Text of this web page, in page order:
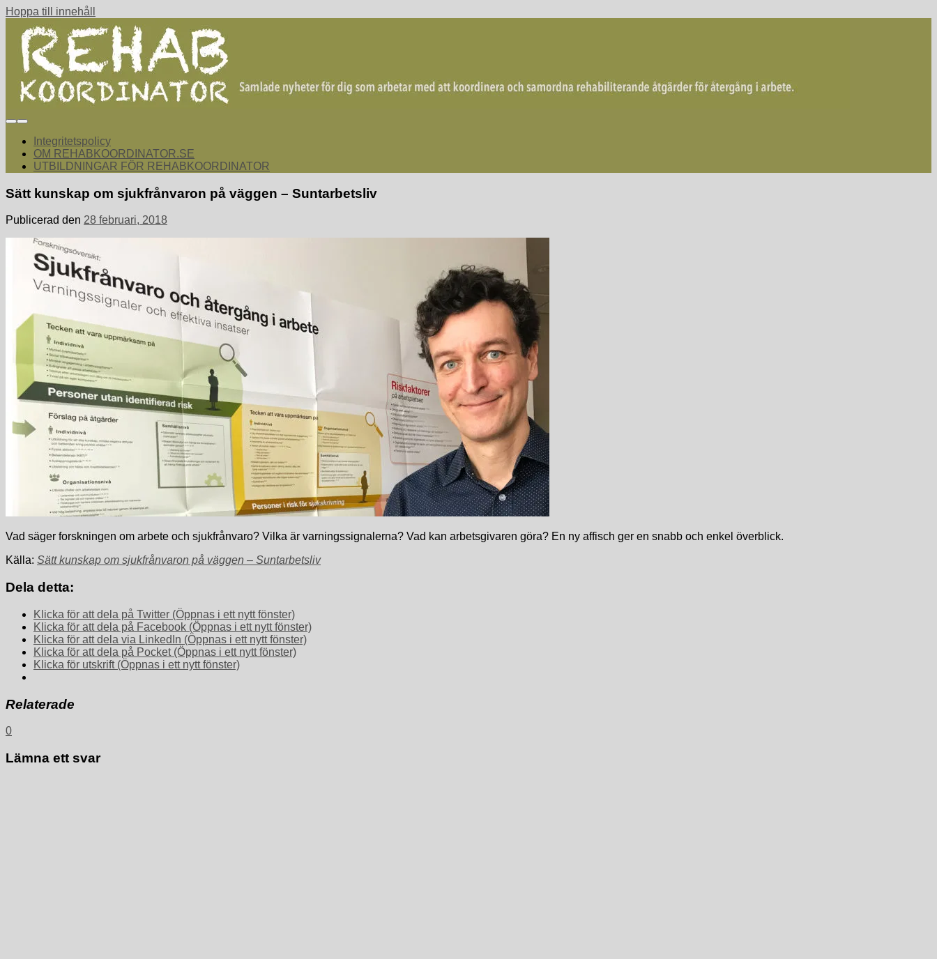
Hoppa till innehåll
Integritetspolicy
OM REHABKOORDINATOR.SE
UTBILDNINGAR FÖR REHABKOORDINATOR
Sätt kunskap om sjukfrånvaron på väggen – Suntarbetsliv
Publicerad den 28 februari, 2018
Vad säger forskningen om arbete och sjukfrånvaro? Vilka är varningssignalerna? Vad kan arbetsgivaren göra? En ny affisch ger en snabb och enkel överblick.
Källa: Sätt kunskap om sjukfrånvaron på väggen – Suntarbetsliv
Dela detta:
Klicka för att dela på Twitter (Öppnas i ett nytt fönster)
Klicka för att dela på Facebook (Öppnas i ett nytt fönster)
Klicka för att dela via LinkedIn (Öppnas i ett nytt fönster)
Klicka för att dela på Pocket (Öppnas i ett nytt fönster)
Klicka för utskrift (Öppnas i ett nytt fönster)
Relaterade
0
Lämna ett svar